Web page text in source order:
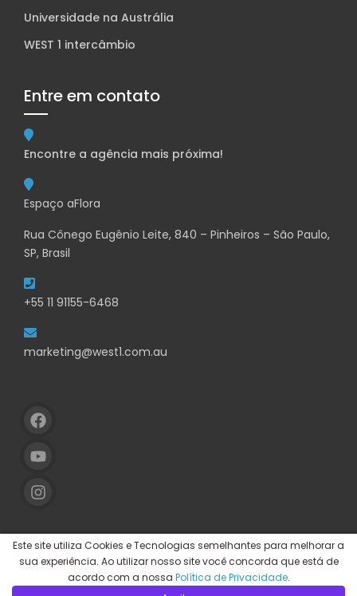
Universidade na Austrália
WEST 1 intercâmbio
Entre em contato
Encontre a agência mais próxima!
Espaço aFlora
Rua Cônego Eugênio Leite, 840 – Pinheiros – São Paulo,
SP, Brasil
+55 11 91155-6468
marketing@west1.com.au
Este site utiliza Cookies e Tecnologias semelhantes para melhorar a
sua experiência. Ao utilizar nosso site você concorda que está de
acordo com a nossa Política de Privacidade.